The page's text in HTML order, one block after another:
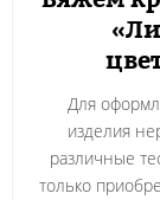
Для
изделия
различные
только